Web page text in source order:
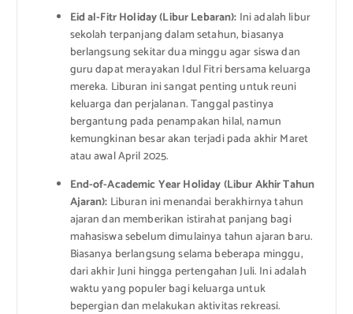
Eid al-Fitr Holiday (Libur Lebaran): Ini adalah libur
sekolah terpanjang dalam setahun, biasanya
berlangsung sekitar dua minggu agar siswa dan
guru dapat merayakan Idul Fitri bersama keluarga
mereka. Liburan ini sangat penting untuk reuni
keluarga dan perjalanan. Tanggal pastinya
bergantung pada penampakan hilal, namun
kemungkinan besar akan terjadi pada akhir Maret
atau awal April 2025.
End-of-Academic Year Holiday (Libur Akhir Tahun
Ajaran): Liburan ini menandai berakhirnya tahun
ajaran dan memberikan istirahat panjang bagi
mahasiswa sebelum dimulainya tahun ajaran baru.
Biasanya berlangsung selama beberapa minggu,
dari akhir Juni hingga pertengahan Juli. Ini adalah
waktu yang populer bagi keluarga untuk
bepergian dan melakukan aktivitas rekreasi.